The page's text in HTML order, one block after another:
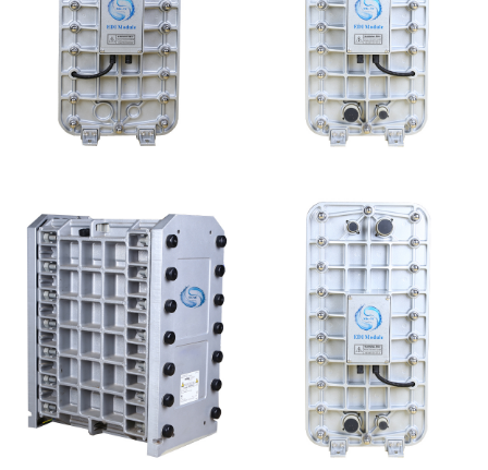
处理设备
MK-TC100 EDI超纯水
处理设备
MK-TC300 EDI超纯水
处理设备